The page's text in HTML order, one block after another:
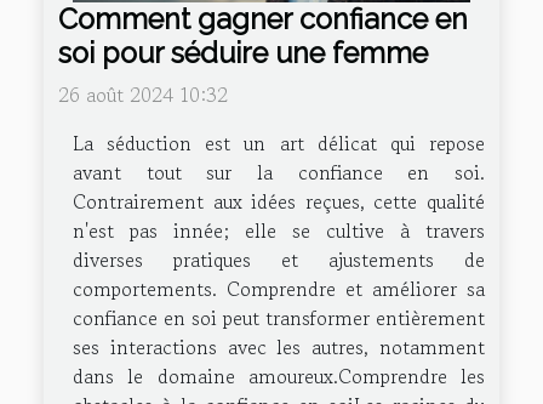
Comment gagner confiance en
soi pour séduire une femme
26 août 2024 10:32
La séduction est un art délicat qui repose
avant tout sur la confiance en soi.
Contrairement aux idées reçues, cette qualité
n'est pas innée; elle se cultive à travers
diverses pratiques et ajustements de
comportements. Comprendre et améliorer sa
confiance en soi peut transformer entièrement
ses interactions avec les autres, notamment
dans le domaine amoureux.Comprendre les